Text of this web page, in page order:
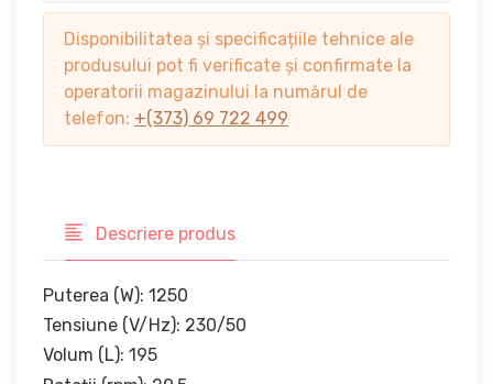
Disponibilitatea și specificațiile tehnice ale
produsului pot fi verificate și confirmate la
operatorii magazinului la numărul de
telefon: +(373) 69 722 499
Descriere produs
Puterea (W): 1250
Tensiune (V/Hz): 230/50
Volum (L): 195